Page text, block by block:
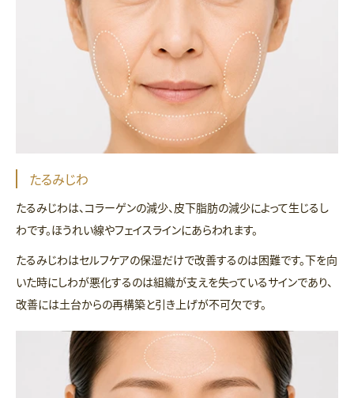
たるみじわ
たるみじわは、コラーゲンの減少、皮下脂肪の減少によって生じるし
わです。ほうれい線やフェイスラインにあらわれます。
たるみじわはセルフケアの保湿だけで改善するのは困難です。下を向
いた時にしわが悪化するのは組織が支えを失っているサインであり、
改善には土台からの再構築と引き上げが不可欠です。